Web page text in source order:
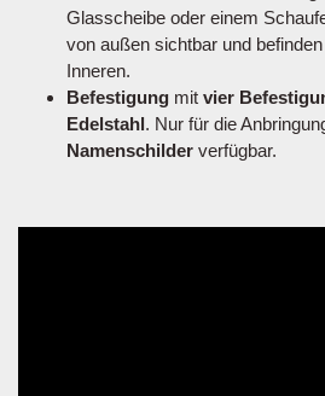
Glasscheibe oder einem
von außen sichtbar und
Inneren.
Befestigung mit vier
Edelstahl. Nur für die
Namenschilder verfügbar.